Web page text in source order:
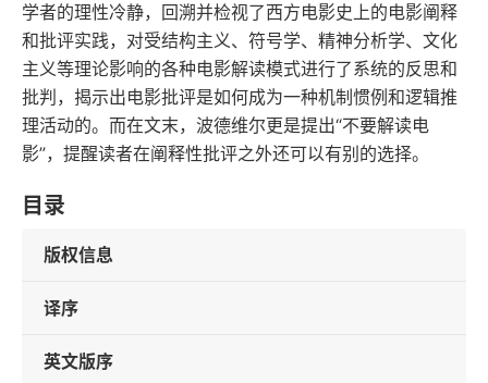
学者的理性冷静，回溯并检视了西方电影史上的电影阐释
和批评实践，对受结构主义、符号学、精神分析学、文化
主义等理论影响的各种电影解读模式进行了系统的反思和
批判，揭示出电影批评是如何成为一种机制惯例和逻辑推
理活动的。而在文末，波德维尔更是提出“不要解读电
影”，提醒读者在阐释性批评之外还可以有别的选择。
目录
版权信息
译序
英文版序